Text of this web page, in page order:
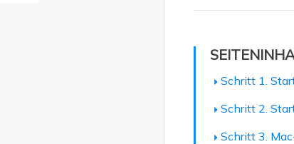
Schritt 1.
Schritt 2.
Schritt 3.